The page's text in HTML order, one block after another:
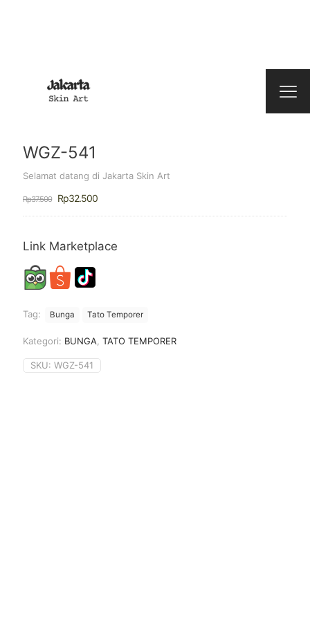
WGZ-541
Selamat datang di Jakarta Skin Art
Rp37.500
Harga
adalah:
Rp32.500Harga
ini
Rp32.500.
Link Marketplace
Tag: Bunga Tato Temporer
Kategori: BUNGA TATO TEMPORER
SKU: WGZ-541